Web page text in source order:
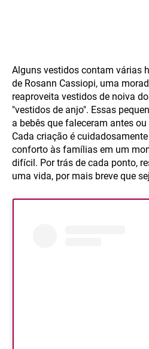
Alguns vestidos contam várias
de Rosann Cassiopi, uma
reaproveita vestidos de noiva
"vestidos de anjo". Essas
a bebês que faleceram antes
Cada criação é
conforto às famílias em um
difícil. Por trás de cada ponto,
uma vida, por mais breve que